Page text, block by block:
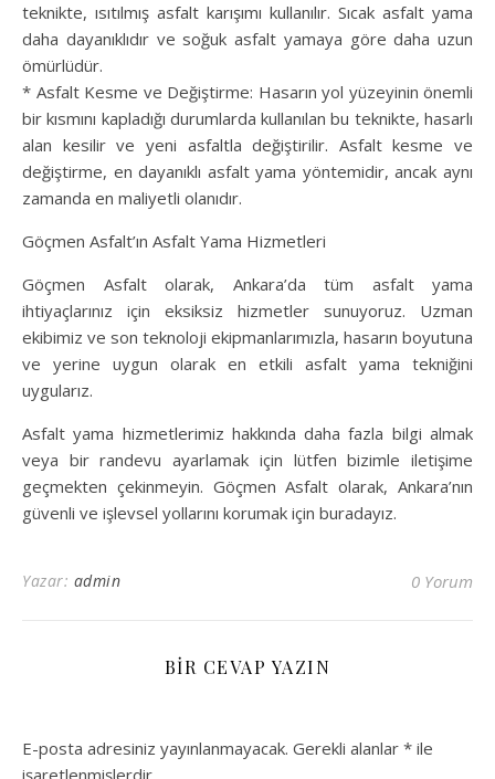
teknikte, ısıtılmış asfalt karışımı kullanılır. Sıcak asfalt yama
daha dayanıklıdır ve soğuk asfalt yamaya göre daha uzun
ömürlüdür.
* Asfalt Kesme ve Değiştirme: Hasarın yol yüzeyinin önemli
bir kısmını kapladığı durumlarda kullanılan bu teknikte, hasarlı
alan kesilir ve yeni asfaltla değiştirilir. Asfalt kesme ve
değiştirme, en dayanıklı asfalt yama yöntemidir, ancak aynı
zamanda en maliyetli olanıdır.
Göçmen Asfalt’ın Asfalt Yama Hizmetleri
Göçmen Asfalt olarak, Ankara’da tüm asfalt yama
ihtiyaçlarınız için eksiksiz hizmetler sunuyoruz. Uzman
ekibimiz ve son teknoloji ekipmanlarımızla, hasarın boyutuna
ve yerine uygun olarak en etkili asfalt yama tekniğini
uygularız.
Asfalt yama hizmetlerimiz hakkında daha fazla bilgi almak
veya bir randevu ayarlamak için lütfen bizimle iletişime
geçmekten çekinmeyin. Göçmen Asfalt olarak, Ankara’nın
güvenli ve işlevsel yollarını korumak için buradayız.
Yazar: admin 0 Yorum
BIR CEVAP YAZIN
E-posta adresiniz yayınlanmayacak. Gerekli alanlar * ile